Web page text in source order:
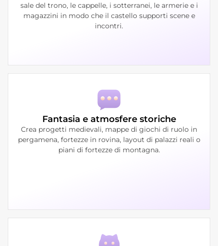
sale del trono, le cappelle, i sotterranei, le armerie e i
magazzini in modo che il castello supporti scene e
incontri.
Fantasia e atmosfere storiche
Crea progetti medievali, mappe di giochi di ruolo in
pergamena, fortezze in rovina, layout di palazzi reali o
piani di fortezze di montagna.